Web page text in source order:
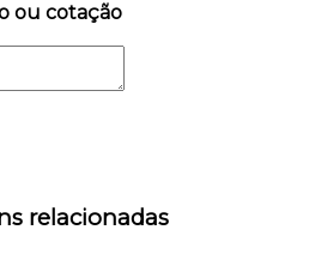
ou cotação
relacionadas